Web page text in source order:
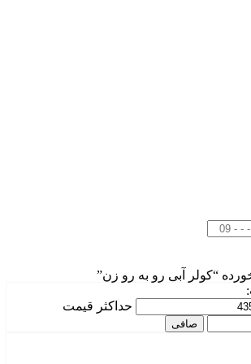
“کولر آبی رو به رو زن”
حداكثر قيمت
صافی